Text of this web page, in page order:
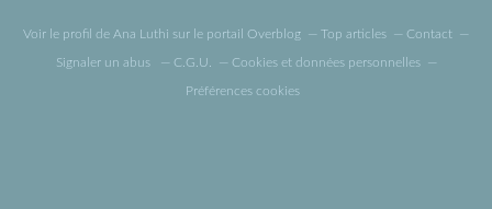
Voir le profil de Ana Luthi sur le portail Overblog Top articles Contact
Signaler un abus C.G.U. Cookies et données personnelles
Préférences cookies